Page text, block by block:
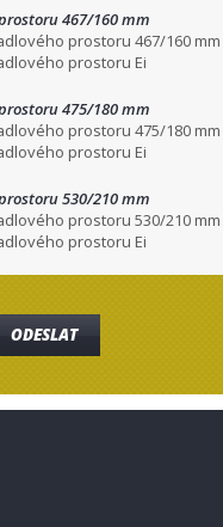
467/160 mm
prostoru 467/160 mm
prostoru Ei
475/180 mm
prostoru 475/180 mm
prostoru Ei
530/210 mm
prostoru 530/210 mm
prostoru Ei
ODESLAT